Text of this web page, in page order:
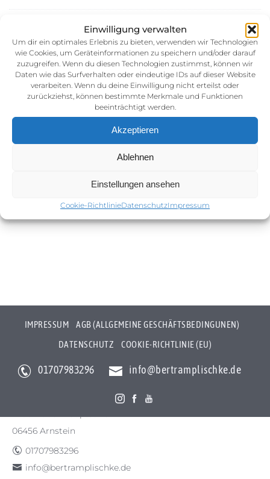
Einwilligung verwalten
Um dir ein optimales Erlebnis zu bieten, verwenden wir Technologien
wie Cookies, um Geräteinformationen zu speichern und/oder darauf
zuzugreifen. Wenn du diesen Technologien zustimmst, können wir
Daten wie das Surfverhalten oder eindeutige IDs auf dieser Website
verarbeiten. Wenn du deine Einwilligung nicht erteilst oder
zurückziehst, können bestimmte Merkmale und Funktionen
beeinträchtigt werden.
Akzeptieren
Ablehnen
Einstellungen ansehen
Cookie-RichtlinieDatenschutzImpressum
30. August 2014
Kategorie:
Cookie-Richtlinie (EU)
IMPRESSUM
AGB (ALLGEMEINE GESCHÄFTSBEDINGUNEN)
DATENSCHUTZ
COOKIE-RICHTLINIE (EU)
01707983296 info@bertramplischke.de
Bertram Plischke Individualfotografie
06456 Arnstein
01707983296
info@bertramplischke.de